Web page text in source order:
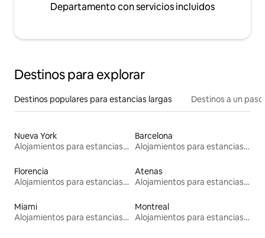
Departamento con servicios incluidos
Destinos para explorar
Destinos populares para estancias largas Destinos a un
Nueva York
Alojamientos para estancias largas
Barcelona
Alojamientos para estancias largas
Florencia
Alojamientos para estancias largas
Atenas
Alojamientos para estancias largas
Miami
Alojamientos para estancias largas
Montreal
Alojamientos para estancias largas